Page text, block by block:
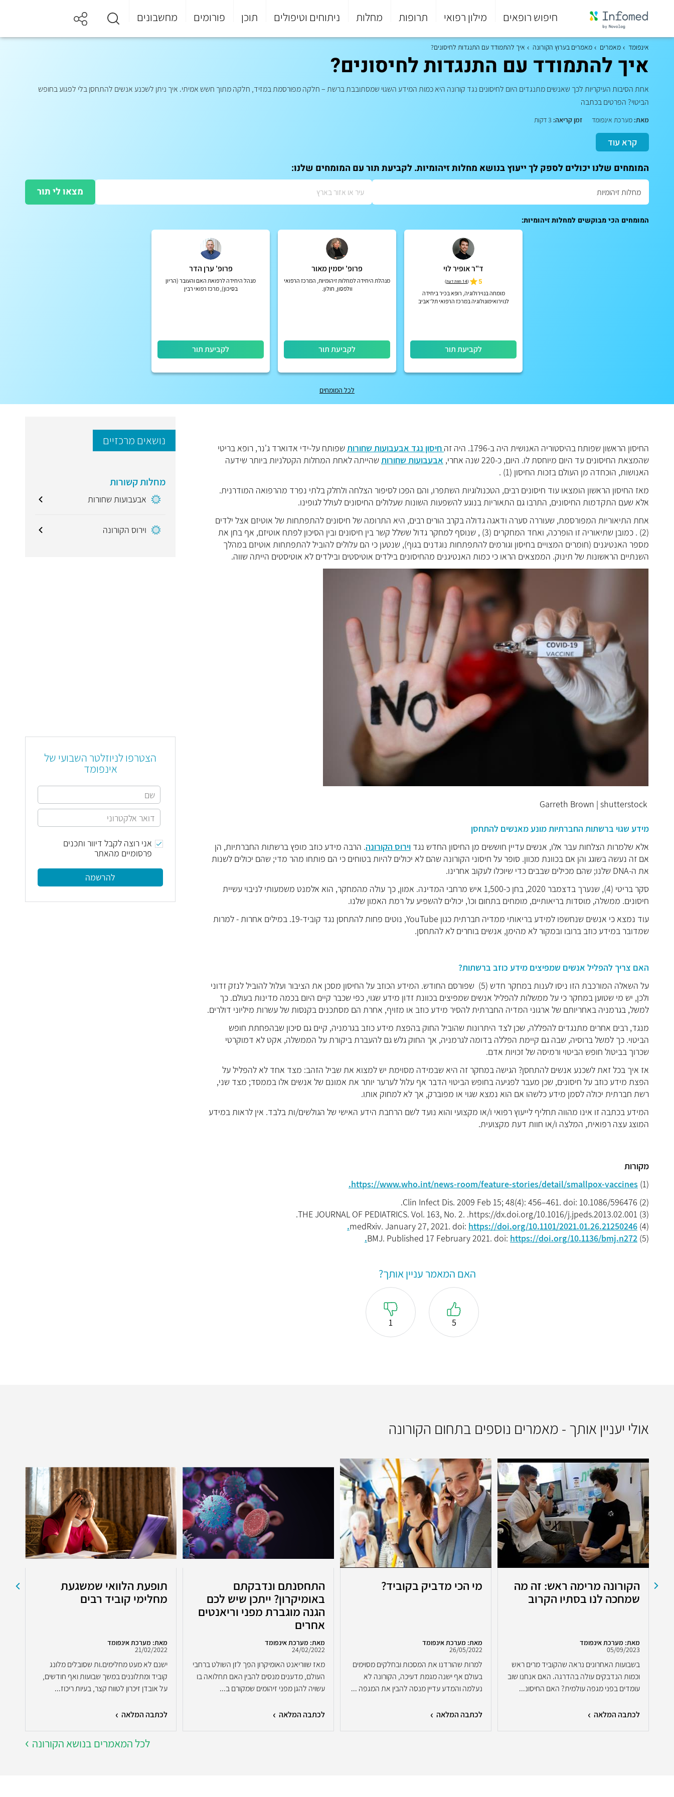
חיפוש רופאים מילון רפואי תרופות מחלות ניתוחים וטיפולים תוכן פורומים מחשבונים
סוף
התפריט
אינפומד מאמרים מאמרים בערוץ הקורונה איך להתמודד עם התנגדות לחיסונים?
איך להתמודד עם התנגדות לחיסונים?
אחת הסיבות העיקריות לכך שאנשים מתנגדים היום לחיסונים נגד קורונה היא כמות המידע השגוי שמסתובבת ברשת – חלקה מפורסמת במזיד, חלקה מתוך חשש אמיתי. איך ניתן לשכנע אנשים להתחסן בלי לפגוע בחופש
הביטוי? הפרטים בכתבה
מאת: מערכת אינפומד זמן קריאה:
קרא עוד
המומחים שלנו יכולים לספק לך ייעוץ בנושא מחלות זיהומיות. לקביעת תור עם המומחים שלנו:
מצאו לי תור
המומחים הכי מבוקשים למחלות זיהומיות:
ד"ר אופיר לוי
5
(14 חוות דעת )
מומחה בנוירולוגיה, רופא בכיר ביחידה
לנוירואימונולוגיה במרכז הרפואי תל־אביב
לקביעת תור
פרופ' יסמין מאור
מנהלת היחידה למחלות זיהומיות, המרכז הרפואי
וולפסון, חולון.
לקביעת תור
פרופ' ערן הדר
מנהל היחידה לרפואת האם והעובר (הריון
בסיכון), מרכז רפואי רבין
לקביעת תור
לכל המומחים
החיסון הראשון שפותח בהיסטוריה האנושית היה ב-1796. היה זה חיסון נגד אבעבועות שחורות שפותח על-ידי אדוארד ג'נר, רופא בריטי
שהמצאת החיסונים עד היום מיוחסת לו. היום, כ-220 שנה אחרי,
אבעבועות שחורות שהייתה לאחת המחלות הקטלניות ביותר שידעה
האנושות, הוכחדה מן העולם בזכות החיסון (1) .
מאז החיסון הראשון הומצאו עוד חיסונים רבים, הטכנולוגיות השתפרו, והם הפכו לסיפור הצלחה ולחלק בלתי נפרד מהרפואה המודרנית.
אלא שעם התקדמות החיסונים, התרבו גם התאוריות בנוגע להשפעות השונות שעלולים החיסונים לעולל לגופינו.
אחת התיאוריות המפורסמת, שעוררה סערה ודאגה גדולה בקרב הורים רבים, היא התרומה של חיסונים להתפתחות של אוטיזם אצל ילדים
(2) . כמובן שתיאוריה זו הופרכה, ואחד המחקרים (3) , שנוסף למחקר גדול ששלל קשר בין חיסונים ובין הסיכון לפתח אוטיזם, אף בחן את
מספר האנטיגנים (חומרים המצויים בחיסון וגורמים להתפתחות נוגדנים בגוף), שנטען כי הם עלולים להוביל להתפתחות אוטיזם במהלך
השנתיים הראשונות של תינוק. הממצאים הראו כי כמות האנטיגנים מהחיסונים בילדים אוטיסטים ובילדים לא אוטיסטים הייתה שווה.
מידע שגוי ברשתות החברתיות מונע מאנשים להתחסן
אלא שלמרות הצלחות עבר אלו, אנשים עדיין חוששים מן החיסון החדש נגד וירוס הקורונה. הרבה מידע כוזב מופץ ברשתות החברתיות, הן
אם זה נעשה בשוגג והן אם בכוונת מכוון. סופר על חיסוני הקורונה שהם לא יכולים להיות בטוחים כי הם פותחו מהר מדי; שהם יכולים לשנות
את ה-DNA שלנו; שהם מכילים שבבים כדי שיוכלו לעקוב אחרינו.
סקר בריטי (4), שנערך בדצמבר 2020, בחן כ-1,500 איש מרחבי המדינה. אמון, כך עולה מהמחקר, הוא אלמנט משמעותי לניבוי עשיית
חיסונים. ממשלה, מוסדות בריאותיים, מומחים בתחום וכו', יכולים להשפיע על רמת האמון שלנו.
עוד נמצא כי אנשים שנחשפו למידע בריאותי ממדיה חברתית כגון YouTube, נוטים פחות להתחסן נגד קוביד-19. במילים אחרות - למרות
שמדובר במידע כוזב ברובו ובמקור לא מהימן, אנשים בוחרים לא להתחסן.
האם צריך להפליל אנשים שמפיצים מידע כוזב ברשתות?
על השאלה המורכבת הזו ניסו לענות במחקר חדש (5) שפורסם החודש. המידע הכוזב על החיסון מסכן את הציבור ועלול להוביל לנזק זדוני
ולכן, יש מי שטוען במחקר כי על ממשלות להפליל אנשים שמפיצים בכוונת זדון מידע שגוי, כפי שכבר קיים היום בכמה מדינות בעולם. כך
למשל, בגרמניה באחריותם של ארגוני המדיה החברתית להסיר מידע כוזב או מזויף, אחרת הם מסתכנים בקנסות של עשרות מיליוני דולרים.
מנגד, רבים אחרים מתנגדים להפללה, שכן לצד היתרונות שהוביל החוק בהפצת מידע כוזב בגרמניה, קיים גם סיכון שבהפחתת חופש
הביטוי. כך למשל ברוסיה, שבה גם קיימת הפללה בדומה לגרמניה, אך החוק גלש גם להעברת ביקורת על הממשלה, אקט לא דמוקרטי
שכרוך בביטול חופש הביטוי ורמיסה של זכויות אדם.
אז איך בכל זאת לשכנע אנשים להתחסן? הגישה במחקר זה היא שבמידה מסוימת יש למצוא את שביל הזהב: מצד אחד לא להפליל על
הפצת מידע כוזב על חיסונים, שכן מעבר לפגיעה בחופש הביטוי הדבר אף עלול לערער יותר את אמונם של אנשים אלו בממסד; מצד שני,
רשת חברתית יכולה לסמן מידע כלשהו אם הוא נמצא שגוי או מפוברק, אך לא למחוק אותו.
המידע בכתבה זו אינו מהווה תחליף לייעוץ רפואי ו/או מקצועי והוא נועד לשם הרחבת הידע האישי של הגולשים/ות בלבד. אין לראות במידע
המוצג עצה רפואית, המלצה ו/או חוות דעת מקצועית.
מקורות
(1)
https://www.who.int/news-room/feature-stories/detail/smallpox-vaccines.
(2) Clin Infect Dis. 2009 Feb 15; 48(4): 456–461. doi: 10.1086/596476.
(3) THE JOURNAL OF PEDIATRICS. Vol. 163, No. 2. .https://dx.doi.org/10.1016/j.jpeds.2013.02.001.
(4) medRxiv. January 27, 2021. doi:
https://doi.org/10.1101/2021.01.26.21250246.
(5) BMJ. Published 17 February 2021. doi:
https://doi.org/10.1136/bmj.n272.
האם המאמר עניין אותך?
5
1
נושאים מרכזיים
מחלות קשורות
אבעבועות שחורות
וירוס הקורונה
הצטרפו לניוזלטר השבועי של
אינפומד
אני רוצה לקבל דיוור ותכנים
פרסומיים מהאתר
להרשמה
אולי יעניין אותך - מאמרים נוספים בתחום הקורונה
הקורונה מרימה ראש: זה מה
שמחכה לנו בסתיו הקרוב
מאת: מערכת אינפומד
05/09/2023
בשבועות האחרונים נראה שהקוביד מרים ראש
וכמות הנדבקים עולה בהדרגה. האם אנחנו שוב
עומדים בפני מגפה עולמית? האם החיסונ...
לכתבה המלאה
מי הכי מדביק בקוביד?
מאת: מערכת אינפומד
26/05/2022
למרות שהורדנו את המסכות ובחלקים מסוימים
בעולם אף ישנה מגמת דעיכה, הקורונה לא
נעלמה והמדע עדיין מנסה להבין את המגפה ...
לכתבה המלאה
התחסנתם ונדבקתם
באומיקרון? ייתכן שיש לכם
הגנה מוגברת מפני וריאנטים
אחרים
מאת: מערכת אינפומד
24/02/2022
מאז שווריאנט האומיקרון הפך לזן השולט ברחבי
העולם, מדענים מנסים להבין האם תחלואה בו
עשויה להגן מפני זיהומים שמקורם ב...
לכתבה המלאה
תופעת הלוואי שמשגעת
מחלימי קוביד רבים
מאת: מערכת אינפומד
21/02/2022
ישנם לא מעט מחלימים.ות שסובלים מלונג
קוביד ומתלוננים במשך שבועות ואף חודשים,
על אובדן זיכרון לטווח קצר, בעיות ריכוז...
לכתבה המלאה
לכל המאמרים בנושא הקורונה